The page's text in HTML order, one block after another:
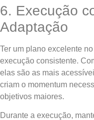
6. Execução
Adaptação
Ter um plano excelente
execução consistente.
elas são as mais
criam o momentum
objetivos maiores.
Durante a execução,